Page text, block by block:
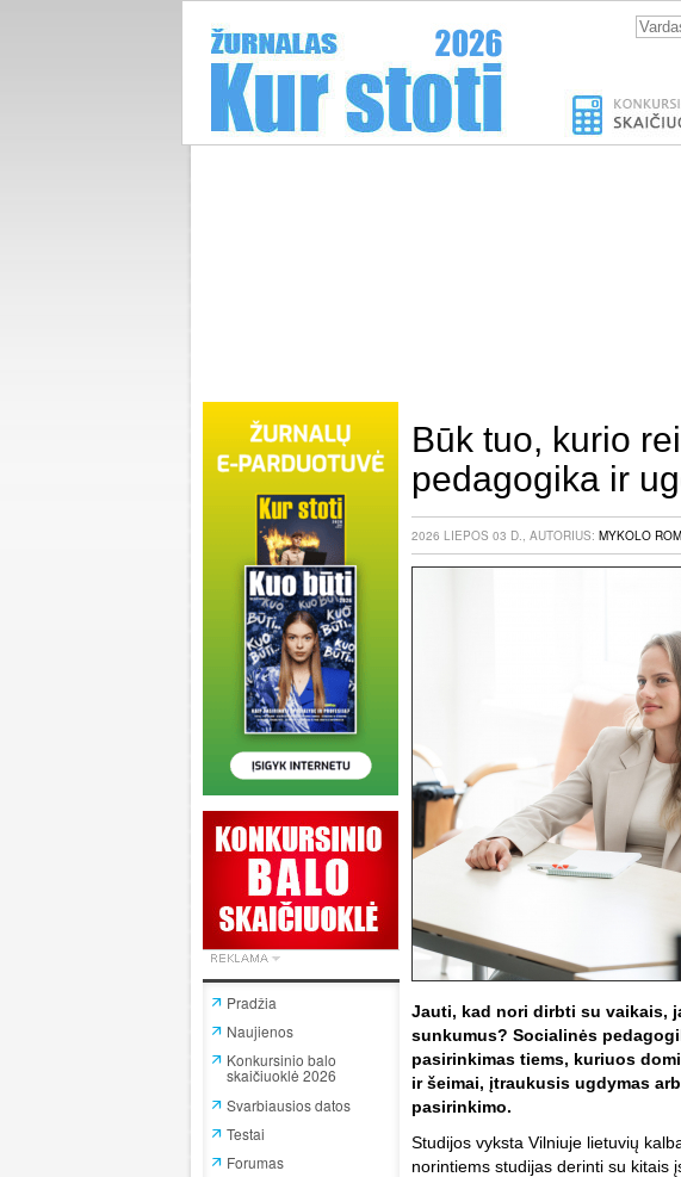
Pradžia
Naujienos
Konkursinio balo
skaičiuoklė 2026
Svarbiausios datos
Testai
Forumas
Būk tuo, kurio
pedagogika ir
2026 LIEPOS 03 D., AUTORIUS: MYKOLO
Jauti, kad nori dirbti su vaikais,
sunkumus? Socialinės
pasirinkimas tiems, kuriuos
ir šeimai, įtraukusis ugdymas
pasirinkimo.
Studijos vyksta Vilniuje lietuvių
norintiems studijas derinti su kitais